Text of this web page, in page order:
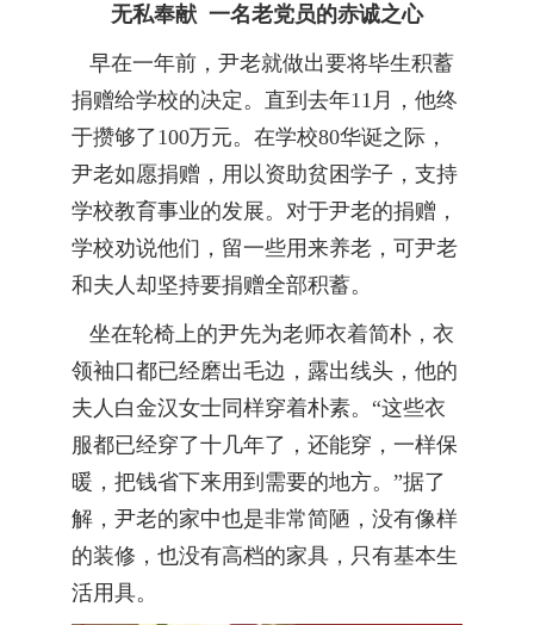
无私奉献 一名老党员的赤诚之心
早在一年前，尹老就做出要将毕生积蓄
捐赠给学校的决定。直到去年11月，他终
于攒够了100万元。在学校80华诞之际，
尹老如愿捐赠，用以资助贫困学子，支持
学校教育事业的发展。对于尹老的捐赠，
学校劝说他们，留一些用来养老，可尹老
和夫人却坚持要捐赠全部积蓄。
坐在轮椅上的尹先为老师衣着简朴，衣
领袖口都已经磨出毛边，露出线头，他的
夫人白金汉女士同样穿着朴素。“这些衣
服都已经穿了十几年了，还能穿，一样保
暖，把钱省下来用到需要的地方。”据了
解，尹老的家中也是非常简陋，没有像样
的装修，也没有高档的家具，只有基本生
活用具。